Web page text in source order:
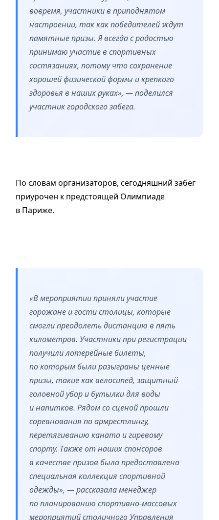
вовремя, участники в приподнятом
настроении, так как победителей ждут
памятные призы. Я всегда с радостью
принимаю участие в спортивных
состязаниях, потому что сохранение
хорошей физической формы и крепкого
здоровья в наших руках», — поделился
участник городского забега.
По словам организаторов, сегодняшний забег
приурочен к предстоящей Олимпиаде
в Париже.
«В мероприятии приняли участие
горожане и гости столицы, которые
смогли преодолеть дистанцию в пять
километров. Участники при регистрации
получили лотерейные билеты,
по которым были разыграны ценные
призы, такие как велосипед, защитный
головной убор и бутылки для воды
и напитков. Рядом со сценой прошли
соревнования по армрестлингу,
перетягиванию каната и гиревому
спорту. Также от наших спонсоров
в качестве призов была предоставлена
специальная коллекция спортивной
одежды», — рассказала менеджер
по планированию спортивно-массовых
мероприятий столичного Управления